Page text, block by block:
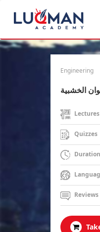
Engineering
الخشبية
Lectures
Quizzes
Duration
Reviews